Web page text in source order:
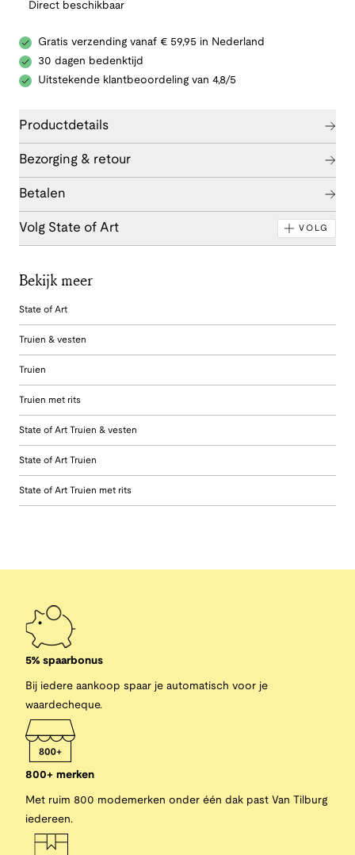
Direct beschikbaar
Gratis verzending vanaf € 59,95 in Nederland
30 dagen bedenktijd
Uitstekende klantbeoordeling van 4,8/5
Productdetails
Bezorging & retour
Betalen
Volg State of Art VOLG
Bekijk meer
State of Art
Truien & vesten
Truien
Truien met rits
State of Art Truien & vesten
State of Art Truien
State of Art Truien met rits
5% spaarbonus
Bij iedere aankoop spaar je automatisch voor je
waardecheque.
800+ merken
Met ruim 800 modemerken onder één dak past Van Tilburg
iedereen.